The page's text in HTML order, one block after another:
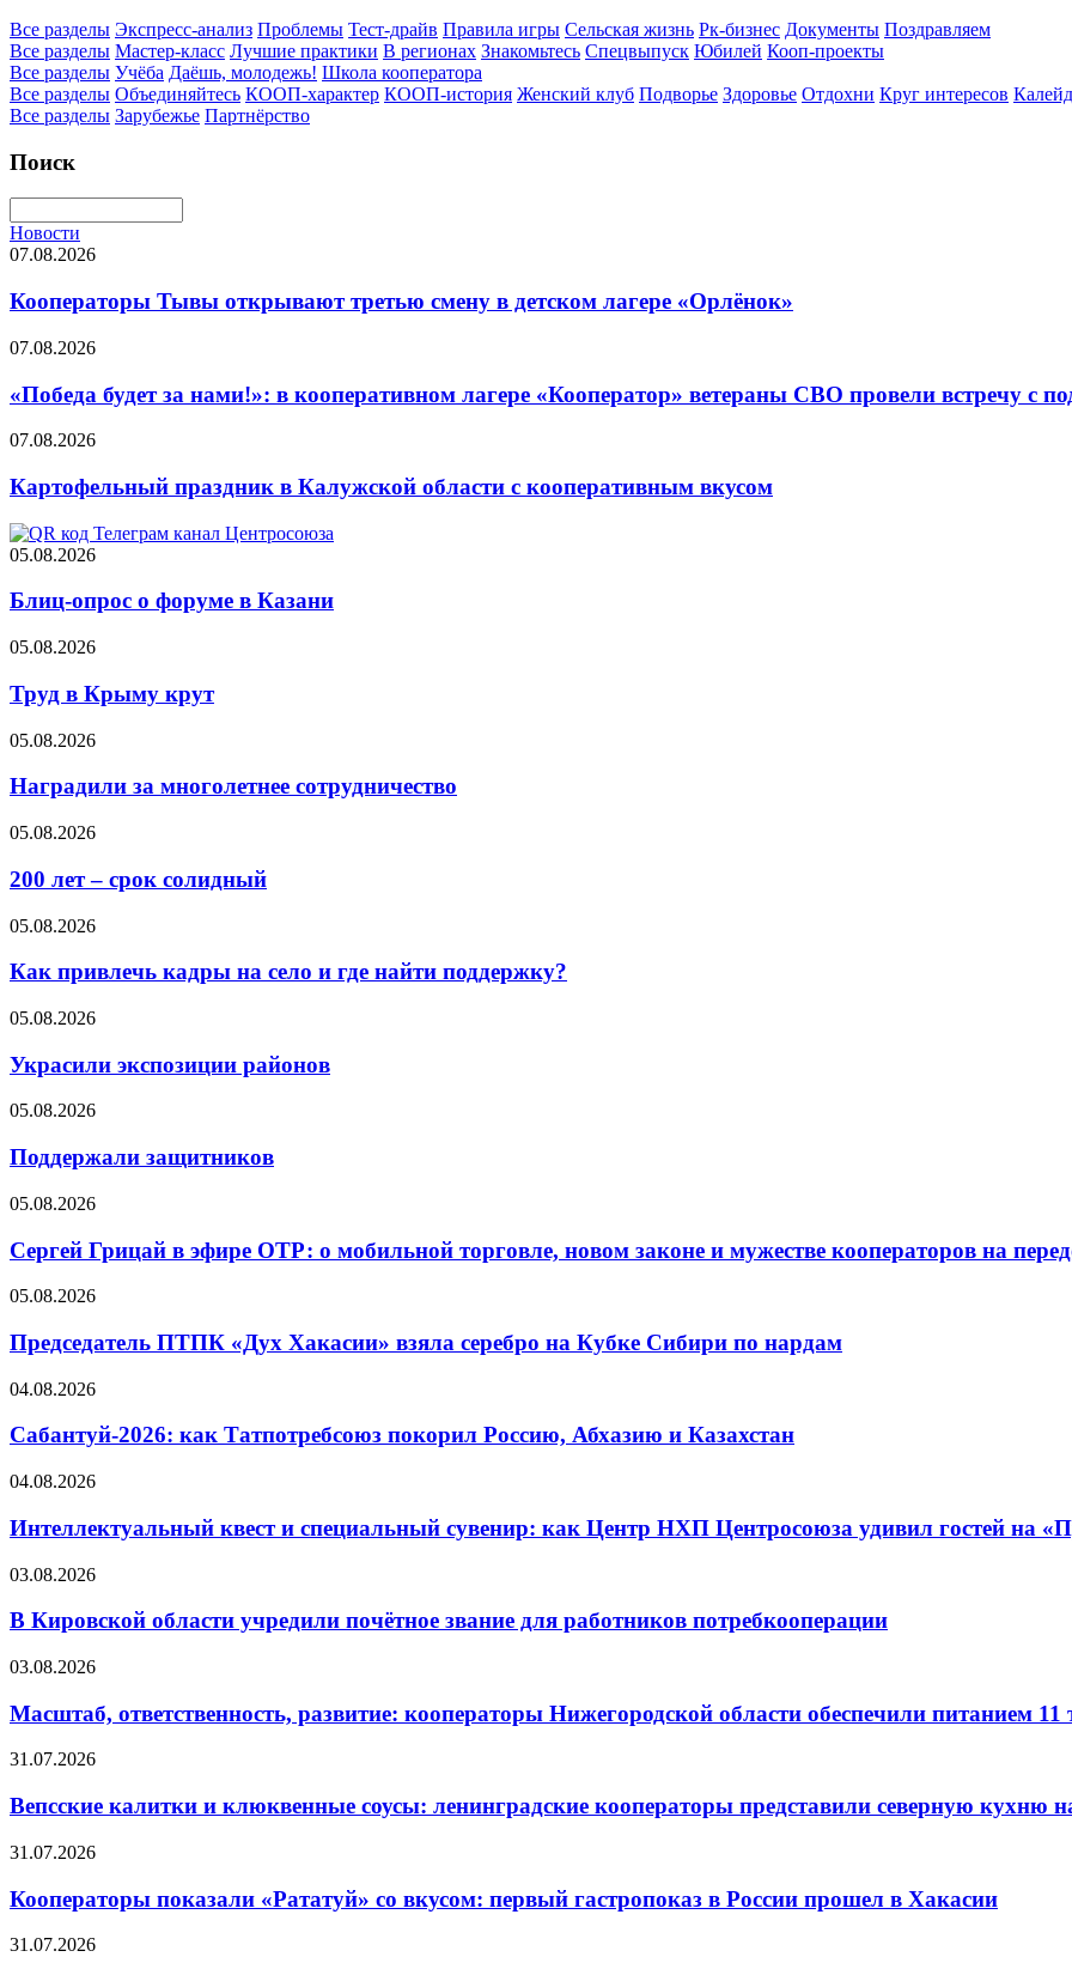
Все разделы Экспресс-анализ Проблемы Тест-драйв Правила игры Сельская жизнь Рк-бизнес Документы Поздравляем
Все разделы Мастер-класс Лучшие практики В регионах Знакомьтесь Спецвыпуск Юбилей Кооп-проекты
Все разделы Учёба Даёшь, молодежь! Школа кооператора
Все разделы Объединяйтесь КООП-характер КООП-история Женский клуб Подворье Здоровье Отдохни Круг интересов
Все разделы Зарубежье Партнёрство
Поиск
Новости
07.08.2026
Кооператоры Тывы открывают третью смену в детском лагере «Орлёнок»
07.08.2026
«Победа будет за нами!»: в кооперативном лагере «Кооператор» ветераны СВО провели встречу с
07.08.2026
Картофельный праздник в Калужской области с кооперативным вкусом
05.08.2026
Блиц-опрос о форуме в Казани
05.08.2026
Труд в Крыму крут
05.08.2026
Наградили за многолетнее сотрудничество
05.08.2026
200 лет – срок солидный
05.08.2026
Как привлечь кадры на село и где найти поддержку?
05.08.2026
Украсили экспозиции районов
05.08.2026
Поддержали защитников
05.08.2026
Сергей Грицай в эфире ОТР: о мобильной торговле, новом законе и мужестве кооператоров на
05.08.2026
Председатель ПТПК «Дух Хакасии» взяла серебро на Кубке Сибири по нардам
04.08.2026
Сабантуй-2026: как Татпотребсоюз покорил Россию, Абхазию и Казахстан
04.08.2026
Интеллектуальный квест и специальный сувенир: как Центр НХП Центросоюза удивил гостей на
03.08.2026
В Кировской области учредили почётное звание для работников потребкооперации
03.08.2026
Масштаб, ответственность, развитие: кооператоры Нижегородской области обеспечили питанием
31.07.2026
Вепсские калитки и клюквенные соусы: ленинградские кооператоры представили северную кухню
31.07.2026
Кооператоры показали «Рататуй» со вкусом: первый гастропоказ в России прошел в Хакасии
31.07.2026